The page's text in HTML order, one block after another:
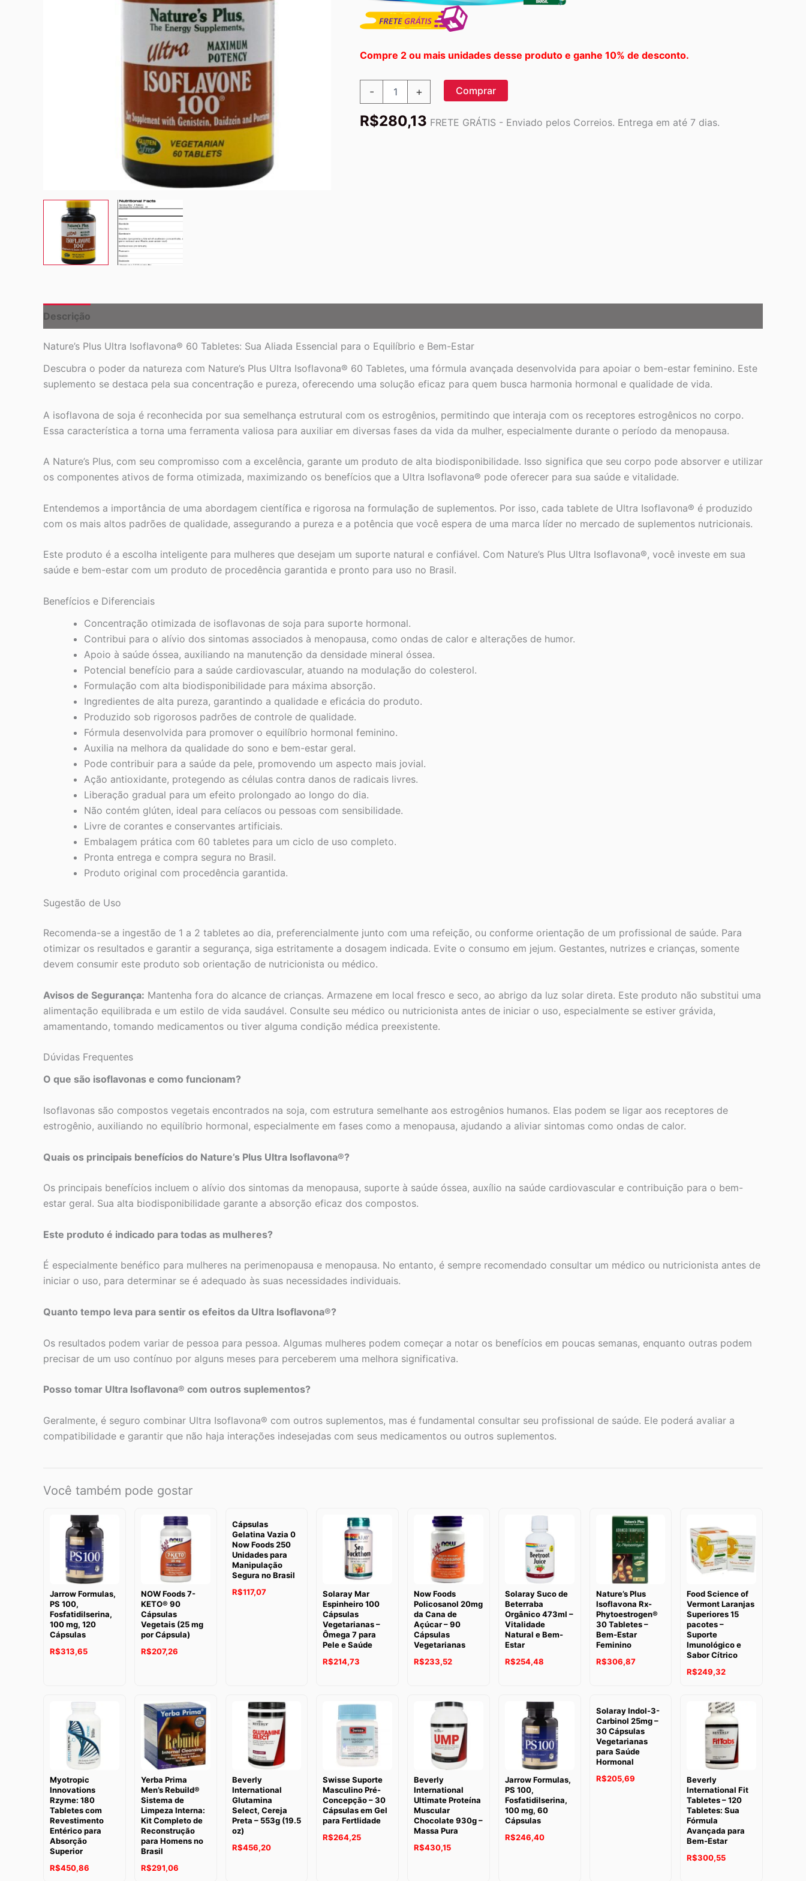
Compre 2 ou mais unidades desse produto e ganhe 10% de desconto.
-
Isoflavona®
+ Comprar
R$280,13 FRETE GRÁTIS - Enviado pelos Correios. Entrega em até 7 dias.
Descrição
Nature’s Plus Ultra Isoflavona® 60 Tabletes: Sua Aliada Essencial para o Equilíbrio e Bem-Estar
Descubra o poder da natureza com Nature’s Plus Ultra Isoflavona® 60 Tabletes, uma fórmula avançada desenvolvida para apoiar o bem-estar feminino. Este
suplemento se destaca pela sua concentração e pureza, oferecendo uma solução eficaz para quem busca harmonia hormonal e qualidade de vida.
A isoflavona de soja é reconhecida por sua semelhança estrutural com os estrogênios, permitindo que interaja com os receptores estrogênicos no corpo.
Essa característica a torna uma ferramenta valiosa para auxiliar em diversas fases da vida da mulher, especialmente durante o período da menopausa.
A Nature’s Plus, com seu compromisso com a excelência, garante um produto de alta biodisponibilidade. Isso significa que seu corpo pode absorver e utilizar
os componentes ativos de forma otimizada, maximizando os benefícios que a Ultra Isoflavona® pode oferecer para sua saúde e vitalidade.
Entendemos a importância de uma abordagem científica e rigorosa na formulação de suplementos. Por isso, cada tablete de Ultra Isoflavona® é produzido
com os mais altos padrões de qualidade, assegurando a pureza e a potência que você espera de uma marca líder no mercado de suplementos nutricionais.
Este produto é a escolha inteligente para mulheres que desejam um suporte natural e confiável. Com Nature’s Plus Ultra Isoflavona®, você investe em sua
saúde e bem-estar com um produto de procedência garantida e pronto para uso no Brasil.
Benefícios e Diferenciais
Concentração otimizada de isoflavonas de soja para suporte hormonal.
Contribui para o alívio dos sintomas associados à menopausa, como ondas de calor e alterações de humor.
Apoio à saúde óssea, auxiliando na manutenção da densidade mineral óssea.
Potencial benefício para a saúde cardiovascular, atuando na modulação do colesterol.
Formulação com alta biodisponibilidade para máxima absorção.
Ingredientes de alta pureza, garantindo a qualidade e eficácia do produto.
Produzido sob rigorosos padrões de controle de qualidade.
Fórmula desenvolvida para promover o equilíbrio hormonal feminino.
Auxilia na melhora da qualidade do sono e bem-estar geral.
Pode contribuir para a saúde da pele, promovendo um aspecto mais jovial.
Ação antioxidante, protegendo as células contra danos de radicais livres.
Liberação gradual para um efeito prolongado ao longo do dia.
Não contém glúten, ideal para celíacos ou pessoas com sensibilidade.
Livre de corantes e conservantes artificiais.
Embalagem prática com 60 tabletes para um ciclo de uso completo.
Pronta entrega e compra segura no Brasil.
Produto original com procedência garantida.
Sugestão de Uso
Recomenda-se a ingestão de 1 a 2 tabletes ao dia, preferencialmente junto com uma refeição, ou conforme orientação de um profissional de saúde. Para
otimizar os resultados e garantir a segurança, siga estritamente a dosagem indicada. Evite o consumo em jejum. Gestantes, nutrizes e crianças, somente
devem consumir este produto sob orientação de nutricionista ou médico.
Avisos de Segurança: Mantenha fora do alcance de crianças. Armazene em local fresco e seco, ao abrigo da luz solar direta. Este produto não substitui uma
alimentação equilibrada e um estilo de vida saudável. Consulte seu médico ou nutricionista antes de iniciar o uso, especialmente se estiver grávida,
amamentando, tomando medicamentos ou tiver alguma condição médica preexistente.
Dúvidas Frequentes
O que são isoflavonas e como funcionam?
Isoflavonas são compostos vegetais encontrados na soja, com estrutura semelhante aos estrogênios humanos. Elas podem se ligar aos receptores de
estrogênio, auxiliando no equilíbrio hormonal, especialmente em fases como a menopausa, ajudando a aliviar sintomas como ondas de calor.
Quais os principais benefícios do Nature’s Plus Ultra Isoflavona®?
Os principais benefícios incluem o alívio dos sintomas da menopausa, suporte à saúde óssea, auxílio na saúde cardiovascular e contribuição para o bem-
estar geral. Sua alta biodisponibilidade garante a absorção eficaz dos compostos.
Este produto é indicado para todas as mulheres?
É especialmente benéfico para mulheres na perimenopausa e menopausa. No entanto, é sempre recomendado consultar um médico ou nutricionista antes de
iniciar o uso, para determinar se é adequado às suas necessidades individuais.
Quanto tempo leva para sentir os efeitos da Ultra Isoflavona®?
Os resultados podem variar de pessoa para pessoa. Algumas mulheres podem começar a notar os benefícios em poucas semanas, enquanto outras podem
precisar de um uso contínuo por alguns meses para perceberem uma melhora significativa.
Posso tomar Ultra Isoflavona® com outros suplementos?
Geralmente, é seguro combinar Ultra Isoflavona® com outros suplementos, mas é fundamental consultar seu profissional de saúde. Ele poderá avaliar a
compatibilidade e garantir que não haja interações indesejadas com seus medicamentos ou outros suplementos.
Você também pode gostar
Jarrow Formulas,
PS 100,
Fosfatidilserina,
100 mg, 120
Cápsulas
R$313,65
NOW Foods 7-
KETO® 90
Cápsulas
Vegetais (25 mg
por Cápsula)
R$207,26
Cápsulas
Gelatina Vazia 0
Now Foods 250
Unidades para
Manipulação
Segura no Brasil
R$117,07
Solaray Mar
Espinheiro 100
Cápsulas
Vegetarianas –
Ômega 7 para
Pele e Saúde
R$214,73
Now Foods
Policosanol 20mg
da Cana de
Açúcar – 90
Cápsulas
Vegetarianas
R$233,52
Solaray Suco de
Beterraba
Orgânico 473ml –
Vitalidade
Natural e Bem-
Estar
R$254,48
Nature’s Plus
Isoflavona Rx-
Phytoestrogen®
30 Tabletes –
Bem-Estar
Feminino
R$306,87
Food Science of
Vermont Laranjas
Superiores 15
pacotes –
Suporte
Imunológico e
Sabor Cítrico
R$249,32
Myotropic
Innovations
Rzyme: 180
Tabletes com
Revestimento
Entérico para
Absorção
Superior
R$450,86
Yerba Prima
Men’s Rebuild®
Sistema de
Limpeza Interna:
Kit Completo de
Reconstrução
para Homens no
Brasil
R$291,06
Beverly
International
Glutamina
Select, Cereja
Preta – 553g (19.5
oz)
R$456,20
Swisse Suporte
Masculino Pré-
Concepção – 30
Cápsulas em Gel
para Fertlidade
R$264,25
Beverly
International
Ultimate Proteína
Muscular
Chocolate 930g –
Massa Pura
R$430,15
Jarrow Formulas,
PS 100,
Fosfatidilserina,
100 mg, 60
Cápsulas
R$246,40
Solaray Indol-3-
Carbinol 25mg –
30 Cápsulas
Vegetarianas
para Saúde
Hormonal
R$205,69
Beverly
International Fit
Tabletes – 120
Tabletes: Sua
Fórmula
Avançada para
Bem-Estar
R$300,55